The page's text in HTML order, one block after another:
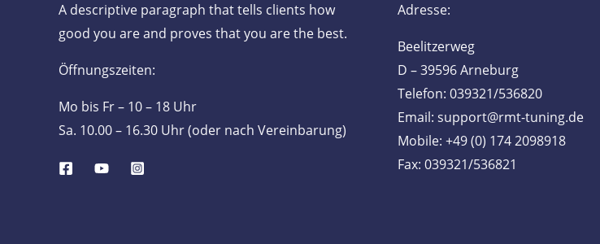
A descriptive paragraph that tells clients how
good you are and proves that you are the best.
Öffnungszeiten:
Mo bis Fr – 10 – 18 Uhr
Sa. 10.00 – 16.30 Uhr (oder nach Vereinbarung)
Adresse:
Beelitzerweg
D – 39596 Arneburg
Telefon: 039321/536820
Email: support@rmt-tuning.de
Mobile: +49 (0) 174 2098918
Fax: 039321/536821